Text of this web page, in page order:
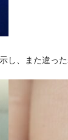
、また違った